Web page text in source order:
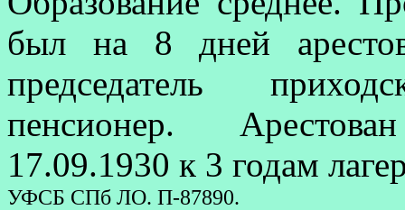
был на 8 дней
председатель
пенсионер.
17.09.1930 к 3 годам
УФСБ СПб ЛО. П-87890.